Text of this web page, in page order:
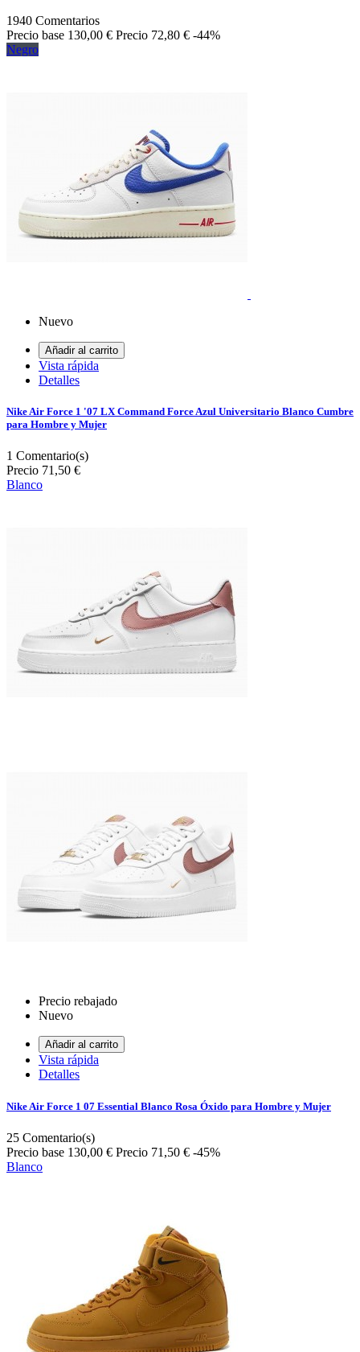
1940 Comentarios
Precio base 130,00 € Precio 72,80 € -44%
Negro
Nuevo
Añadir al carrito
Vista rápida
Detalles
Nike Air Force 1 '07 LX Command Force Azul Universitario Blanco Cumbre
para Hombre y Mujer
1 Comentario(s)
Precio 71,50 €
Blanco
Precio rebajado
Nuevo
Añadir al carrito
Vista rápida
Detalles
Nike Air Force 1 07 Essential Blanco Rosa Óxido para Hombre y Mujer
25 Comentario(s)
Precio base 130,00 € Precio 71,50 € -45%
Blanco